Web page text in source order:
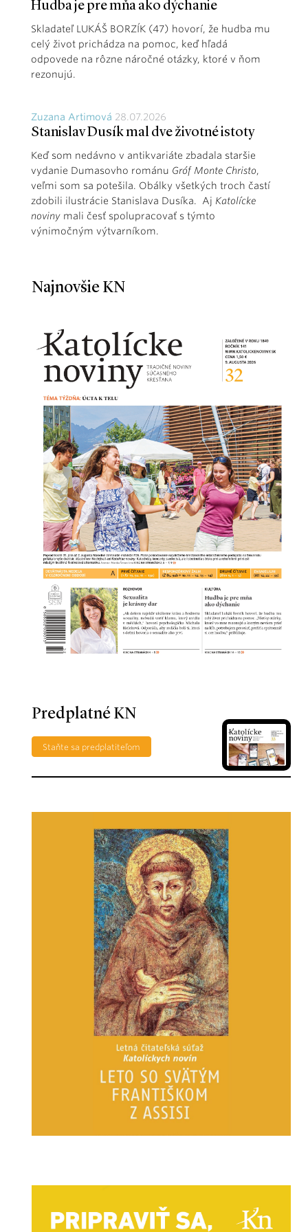
Hudba je pre mňa ako dýchanie
Skladateľ LUKÁŠ BORZÍK (47) hovorí, že hudba mu
celý život prichádza na pomoc, keď hľadá
odpovede na rôzne náročné otázky, ktoré v ňom
rezonujú.
Zuzana Artimová 28.07.2026
Stanislav Dusík mal dve životné istoty
Keď som nedávno v antikvariáte zbadala staršie
vydanie Dumasovho románu Gróf Monte Christo,
veľmi som sa potešila. Obálky všetkých troch častí
zdobili ilustrácie Stanislava Dusíka. Aj Katolícke
noviny mali česť spolupracovať s týmto
výnimočným výtvarníkom.
Najnovšie KN
Predplatné KN
Staňte sa predplatiteľom